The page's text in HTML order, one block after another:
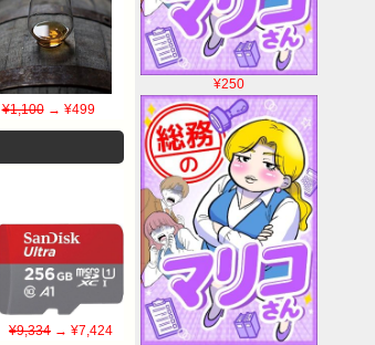
¥250
¥1,100→ ¥499
¥9,334→ ¥7,424